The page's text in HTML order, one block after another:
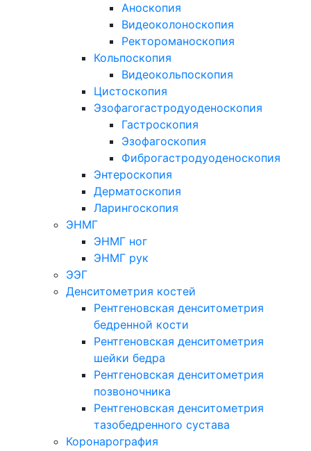
Аноскопия
Видеоколоноскопия
Ректороманоскопия
Кольпоскопия
Видеокольпоскопия
Цистоскопия
Эзофагогастродуоденоскопия
Гастроскопия
Эзофагоскопия
Фиброгастродуоденоскопия
Энтероскопия
Дерматоскопия
Ларингоскопия
ЭНМГ
ЭНМГ ног
ЭНМГ рук
ЭЭГ
Денситометрия костей
Рентгеновская денситометрия
бедренной кости
Рентгеновская денситометрия
шейки бедра
Рентгеновская денситометрия
позвоночника
Рентгеновская денситометрия
тазобедренного сустава
Коронарография